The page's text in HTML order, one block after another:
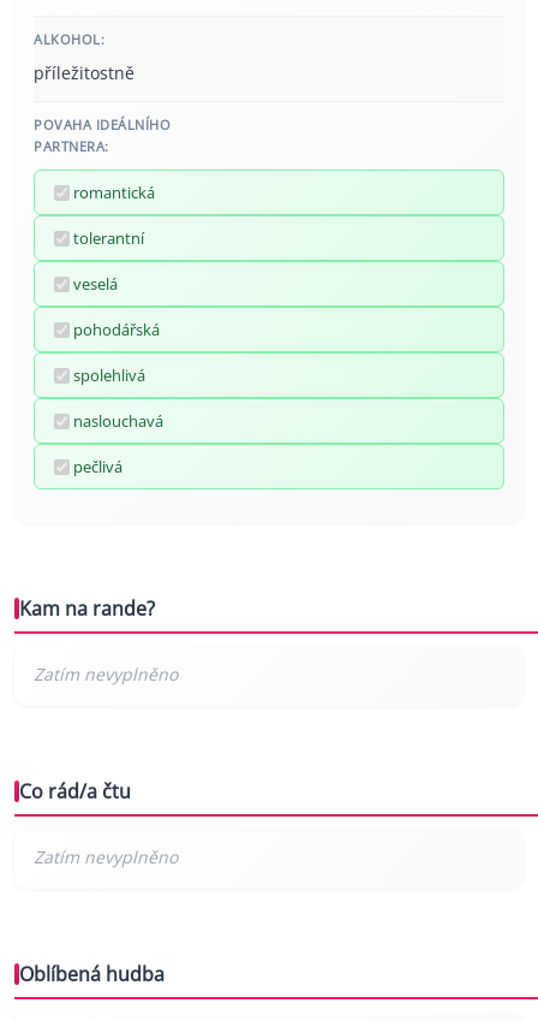
ALKOHOL:
příležitostně
POVAHA IDEÁLNÍHO
PARTNERA:
romantická
tolerantní
veselá
pohodářská
spolehlivá
naslouchavá
pečlivá
Kam na rande?
Co rád/a čtu
Oblíbená hudba